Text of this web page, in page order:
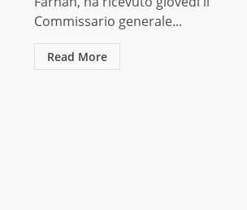
Commissario generale...
Read More